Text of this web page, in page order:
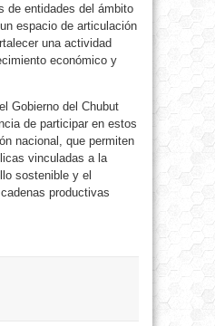
de entidades del ámbito
espacio de articulación
una actividad
económico y
Gobierno del Chubut
de participar en estos
nacional, que permiten
vinculadas a la
sostenible y el
productivas